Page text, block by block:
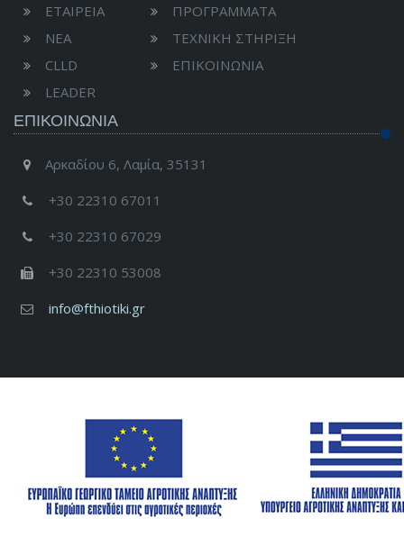
ΕΤΑΙΡΕΙΑ
ΝΕΑ
CLLD
LEADER
ΠΡΟΓΡΑΜΜΑΤΑ
ΤΕΧΝΙΚΗ ΣΤΗΡΙΞΗ
ΕΠΙΚΟΙΝΩΝΙΑ
ΕΠΙΚΟΙΝΩΝΊΑ
Αρκαδίου 6, Λαμία, 35131
+30 22310 67011
+30 22310 67029
+30 22310 53008
info@fthiotiki.gr